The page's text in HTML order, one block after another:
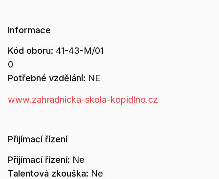
Informace
Kód oboru: 41-43-M/01
0
Potřebné vzdělání: NE
www.zahradnicka-skola-kopidlno.cz
Přijímací řízení
Přijímací řízení: Ne
Talentová zkouška: Ne